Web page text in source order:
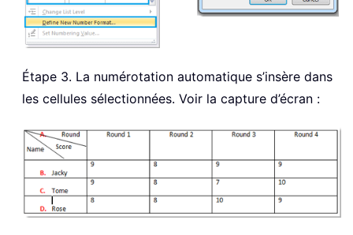
Étape 3. La numérotation automatique s’insère dans
les cellules sélectionnées. Voir la capture d’écran :